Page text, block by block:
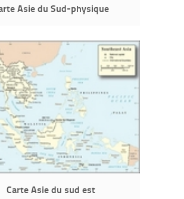
Asie du Sud-physique
Carte Asie du sud est